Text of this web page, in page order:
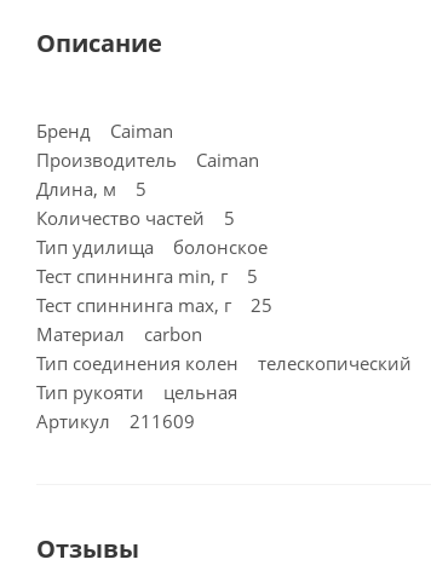
Описание
Бренд Caiman
Производитель Caiman
Длина, м 5
Количество частей 5
Тип удилища болонское
Тест спиннинга min, г 5
Тест спиннинга max, г 25
Материал carbon
Тип соединения колен телескопический
Тип рукояти цельная
Артикул 211609
Отзывы